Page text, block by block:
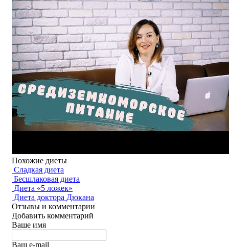
Похожие диеты
Сладкая диета
Бесшлаковая диета
Диета «5 ложек»
Диета доктора Дюкана
Отзывы и комментарии
Добавить комментарий
Ваше имя
Ваш e-mail